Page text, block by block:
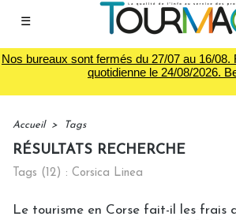
☰
Nos bureaux sont fermés du 27/07 au 16/08.
quotidienne le 24/08/2026.
Accueil > Tags
RÉSULTATS RECHERCHE
Tags (12) : Corsica Linea
Le tourisme en Corse fait-il les frais